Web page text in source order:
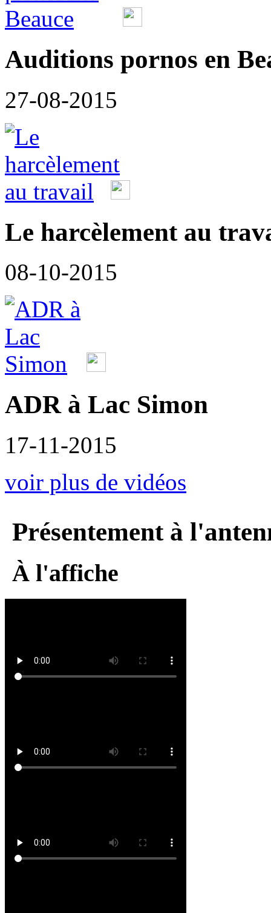
Auditions pornos en
27-08-2015
Le harcèlement au
08-10-2015
ADR à Lac Simon
17-11-2015
voir plus de vidéos
Présentement à
À l'affiche